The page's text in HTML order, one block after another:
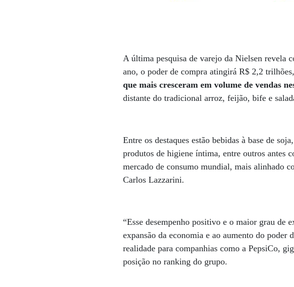
A última pesquisa de varejo da Nielsen revela
ano, o poder de compra atingirá R$ 2,2
que mais cresceram em volume de vendas
distante do tradicional arroz, feijão, bife e
Entre os destaques estão bebidas à base de
produtos de higiene íntima, entre outros antes
mercado de consumo mundial, mais alinhado
Carlos Lazzarini.
“Esse desempenho positivo e o maior grau de
expansão da economia e ao aumento do
realidade para companhias como a PepsiCo,
posição no ranking do grupo.